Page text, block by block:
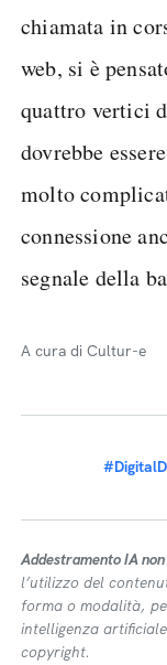
chiamata in
web, si è
quattro vertici
dovrebbe
molto
connessione
segnale della
A cura di Cultur-e
Addestramento IA
l’utilizzo del
forma o modalità,
intelligenza
copyright.